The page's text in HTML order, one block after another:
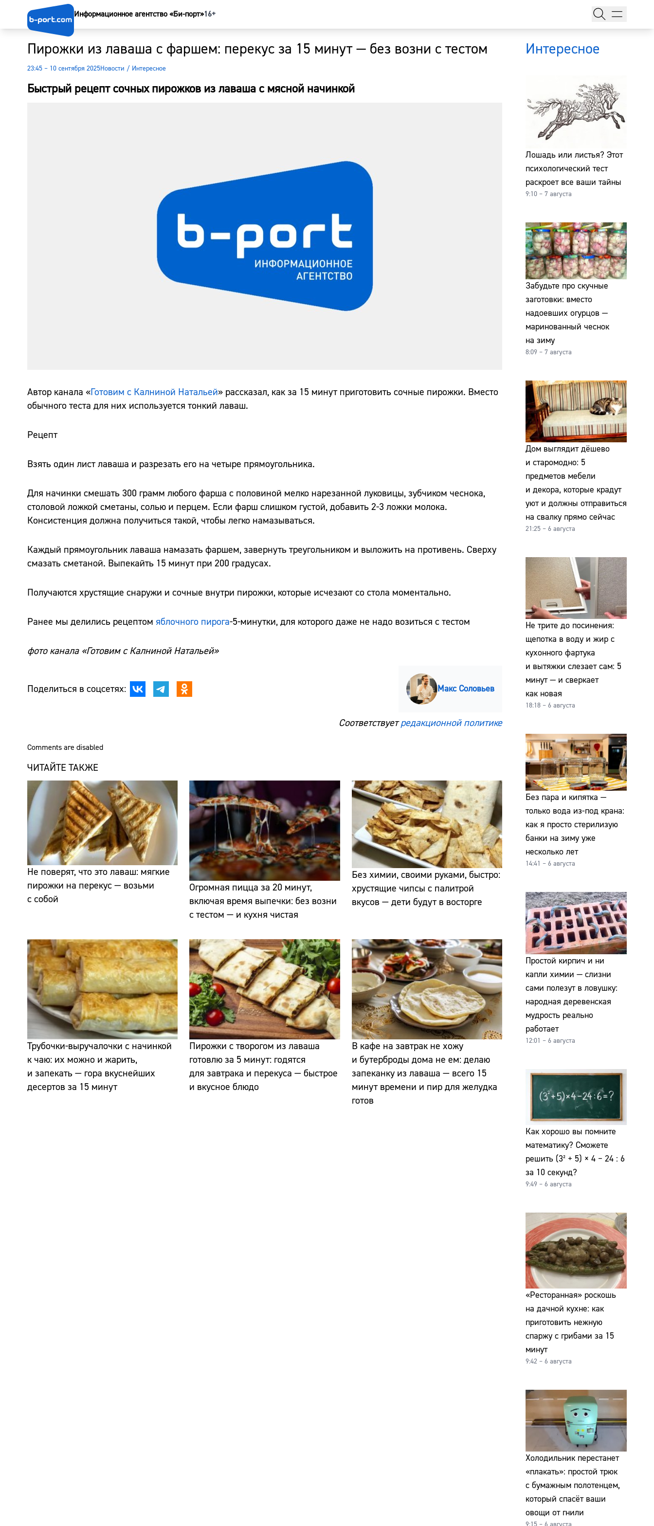
Информационное агентство «Би-порт»16+
Пирожки из лаваша с фаршем: перекус за 15 минут — без возни с тестом
23:45 – 10 сентября 2025Новости / Интересное
Быстрый рецепт сочных пирожков из лаваша с мясной начинкой
Автор канала «Готовим с Калниной Натальей» рассказал, как за 15 минут приготовить сочные пирожки. Вместо
обычного теста для них используется тонкий лаваш.
Рецепт
Взять один лист лаваша и разрезать его на четыре прямоугольника.
Для начинки смешать 300 грамм любого фарша с половиной мелко нарезанной луковицы, зубчиком чеснока,
столовой ложкой сметаны, солью и перцем. Если фарш слишком густой, добавить 2-3 ложки молока.
Консистенция должна получиться такой, чтобы легко намазываться.
Каждый прямоугольник лаваша намазать фаршем, завернуть треугольником и выложить на противень. Сверху
смазать сметаной. Выпекайть 15 минут при 200 градусах.
Получаются хрустящие снаружи и сочные внутри пирожки, которые исчезают со стола моментально.
Ранее мы делились рецептом яблочного пирога-5-минутки, для которого даже не надо возиться с тестом
фото канала «Готовим с Калниной Натальей»
Поделиться в соцсетях: Макс Соловьев
Соответствуетредакционной политике
Comments are disabled
ЧИТАЙТЕ ТАКЖЕ
Не поверят, что это лаваш: мягкие
пирожки на перекус — возьми
с собой
Огромная пицца за 20 минут,
включая время выпечки: без возни
с тестом — и кухня чистая
Без химии, своими руками, быстро:
хрустящие чипсы с палитрой
вкусов — дети будут в восторге
Трубочки-выручалочки с начинкой
к чаю: их можно и жарить,
и запекать — гора вкуснейших
десертов за 15 минут
Пирожки с творогом из лаваша
готовлю за 5 минут: годятся
для завтрака и перекуса — быстрое
и вкусное блюдо
В кафе на завтрак не хожу
и бутерброды дома не ем: делаю
запеканку из лаваша — всего 15
минут времени и пир для желудка
готов
Интересное
Лошадь или листья? Этот
психологический тест
раскроет все ваши тайны
9:10 – 7 августа
Забудьте про скучные
заготовки: вместо
надоевших огурцов —
маринованный чеснок
на зиму
8:09 – 7 августа
Дом выглядит дёшево
и старомодно: 5
предметов мебели
и декора, которые крадут
уют и должны отправиться
на свалку прямо сейчас
21:25 – 6 августа
Не трите до посинения:
щепотка в воду и жир с
кухонного фартука
и вытяжки слезает сам: 5
минут — и сверкает
как новая
18:18 – 6 августа
Без пара и кипятка —
только вода из-под крана:
как я просто стерилизую
банки на зиму уже
несколько лет
14:41 – 6 августа
Простой кирпич и ни
капли химии — слизни
сами полезут в ловушку:
народная деревенская
мудрость реально
работает
12:01 – 6 августа
Как хорошо вы помните
математику? Сможете
решить (3² + 5) × 4 − 24 : 6
за 10 секунд?
9:49 – 6 августа
«Ресторанная» роскошь
на дачной кухне: как
приготовить нежную
спаржу с грибами за 15
минут
9:42 – 6 августа
Холодильник перестанет
«плакать»: простой трюк
с бумажным полотенцем,
который спасёт ваши
овощи от гнили
Новости
Погода
Курсы валют
Сайт:
Адрес:
Телефон: